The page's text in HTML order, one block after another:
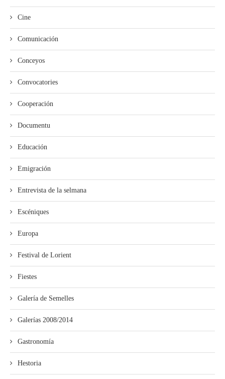
Cine
Comunicación
Conceyos
Convocatories
Cooperación
Documentu
Educación
Emigración
Entrevista de la selmana
Escéniques
Europa
Festival de Lorient
Fiestes
Galería de Semelles
Galerías 2008/2014
Gastronomía
Hestoria